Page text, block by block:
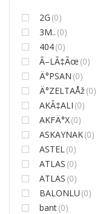
2G (0)
3M.. (0)
404(0)
Ã–LÃ‡Ãœ (0)
Ä°PSAN (0)
Ä°ZELTAÅž (0)
AKÃ‡ALI (0)
AKFÄ°X(0)
ASKAYNAK(0)
ASTEL (0)
ATLAS (0)
ATLAS (0)
BALONLU (0)
bant(0)